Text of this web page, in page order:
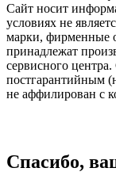
Сайт носит
условиях не
марки, фирменные
принадлежат
сервисного
постгарантийным
не аффилирован с
Спасибо,